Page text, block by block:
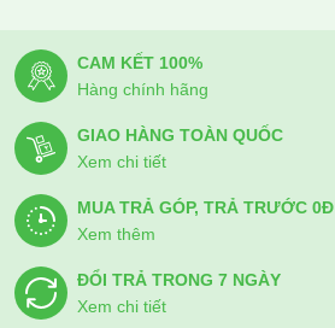
CAM KẾT 100%
Hàng chính hãng
GIAO HÀNG TOÀN QUỐC
Xem chi tiết
MUA TRẢ GÓP, TRẢ TRƯỚC 0Đ
Xem thêm
ĐỔI TRẢ TRONG 7 NGÀY
Xem chi tiết